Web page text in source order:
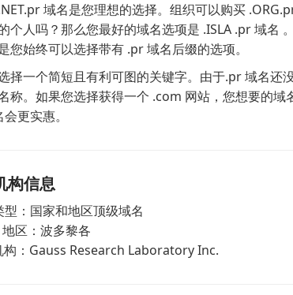
域名是您理想的选择。组织可以购买
个人吗？那么您最好的域名选项是 .ISLA .pr 域名
您始终可以选择带有 .pr 域名后缀的选项。
择一个简短且有利可图的关键字。由于.pr 域名
称。如果您选择获得一个 .com 网站，您想要的
更实惠。
构信息
型：国家和地区顶级域名
区：波多黎各
构：Gauss Research Laboratory Inc.